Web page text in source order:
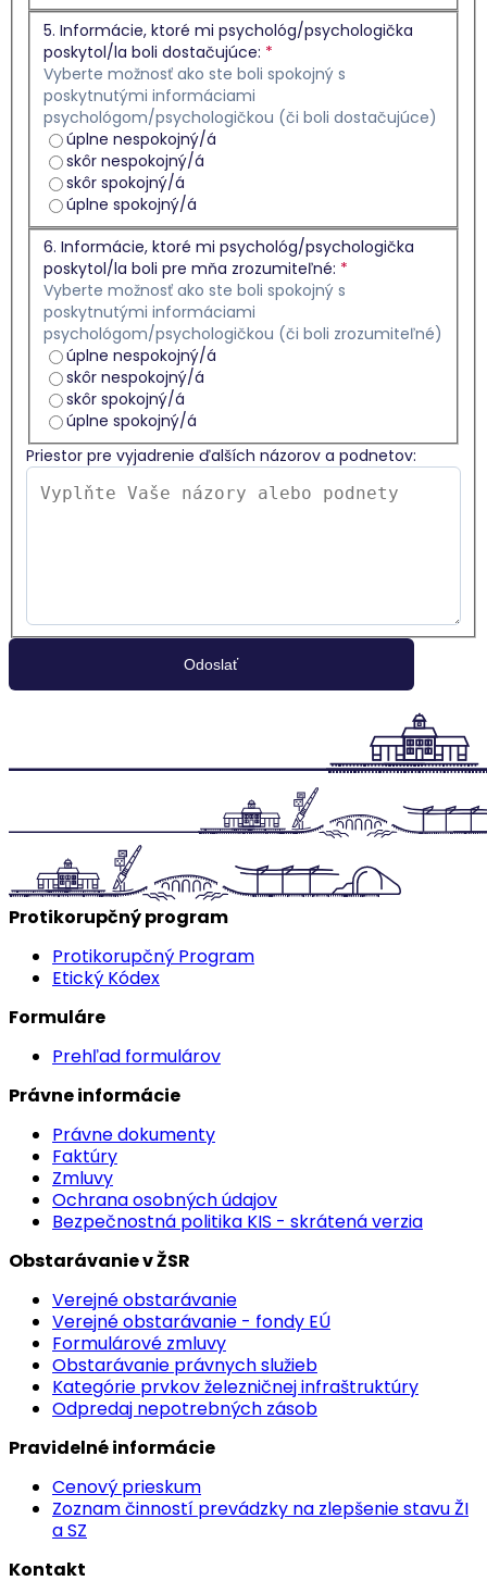
5. Informácie, ktoré mi psychológ/psychologička
poskytol/la boli dostačujúce: *
Vyberte možnosť ako ste boli spokojný s
poskytnutými informáciami
psychológom/psychologičkou (či boli dostačujúce)
úplne nespokojný/á
skôr nespokojný/á
skôr spokojný/á
úplne spokojný/á
6. Informácie, ktoré mi psychológ/psychologička
poskytol/la boli pre mňa zrozumiteľné: *
Vyberte možnosť ako ste boli spokojný s
poskytnutými informáciami
psychológom/psychologičkou (či boli zrozumiteľné)
úplne nespokojný/á
skôr nespokojný/á
skôr spokojný/á
úplne spokojný/á
Priestor pre vyjadrenie ďalších názorov a podnetov:
Protikorupčný program
Protikorupčný Program
Etický Kódex
Formuláre
Prehľad formulárov
Právne informácie
Právne dokumenty
Faktúry
Zmluvy
Ochrana osobných údajov
Bezpečnostná politika KIS - skrátená verzia
Obstarávanie v ŽSR
Verejné obstarávanie
Verejné obstarávanie - fondy EÚ
Formulárové zmluvy
Obstarávanie právnych služieb
Kategórie prvkov železničnej infraštruktúry
Odpredaj nepotrebných zásob
Pravidelné informácie
Cenový prieskum
Zoznam činností prevádzky na zlepšenie stavu ŽI
a SZ
Kontakt